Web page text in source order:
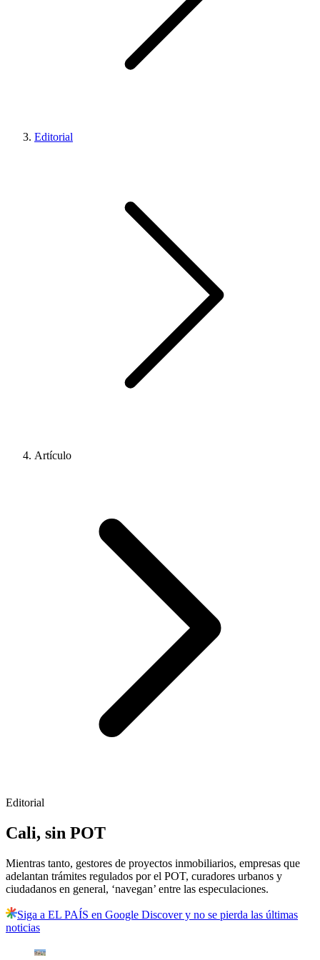
Editorial
Artículo
Editorial
Cali, sin POT
Mientras tanto, gestores de proyectos inmobiliarios, empresas que
adelantan trámites regulados por el POT, curadores urbanos y
ciudadanos en general, ‘navegan’ entre las especulaciones.
Siga a EL PAÍS en Google Discover y no se pierda las últimas
noticias